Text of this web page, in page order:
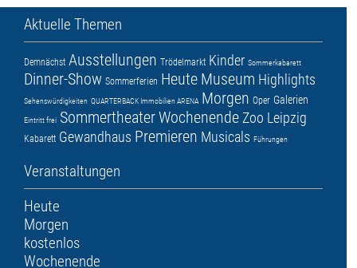
Aktuelle Themen
Demnächst Ausstellungen Trödelmarkt Kinder Sommerkabarett
Dinner-Show Sommerferien Heute Museum Highlights
Sehenswürdigkeiten QUARTERBACK Immobilien ARENA Morgen Oper Galerien
Eintritt frei SommertheaterWochenende Zoo Leipzig
Kabarett Gewandhaus Premieren Musicals Führungen
Veranstaltungen
Heute
Morgen
kostenlos
Wochenende